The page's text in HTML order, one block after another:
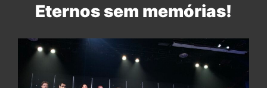
Eternos sem memórias!